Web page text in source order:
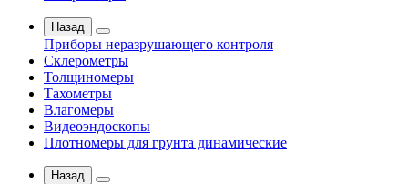
Назад
Приборы неразрушающего контроля
Склерометры
Толщиномеры
Тахометры
Влагомеры
Видеоэндоскопы
Плотномеры для грунта динамические
Назад